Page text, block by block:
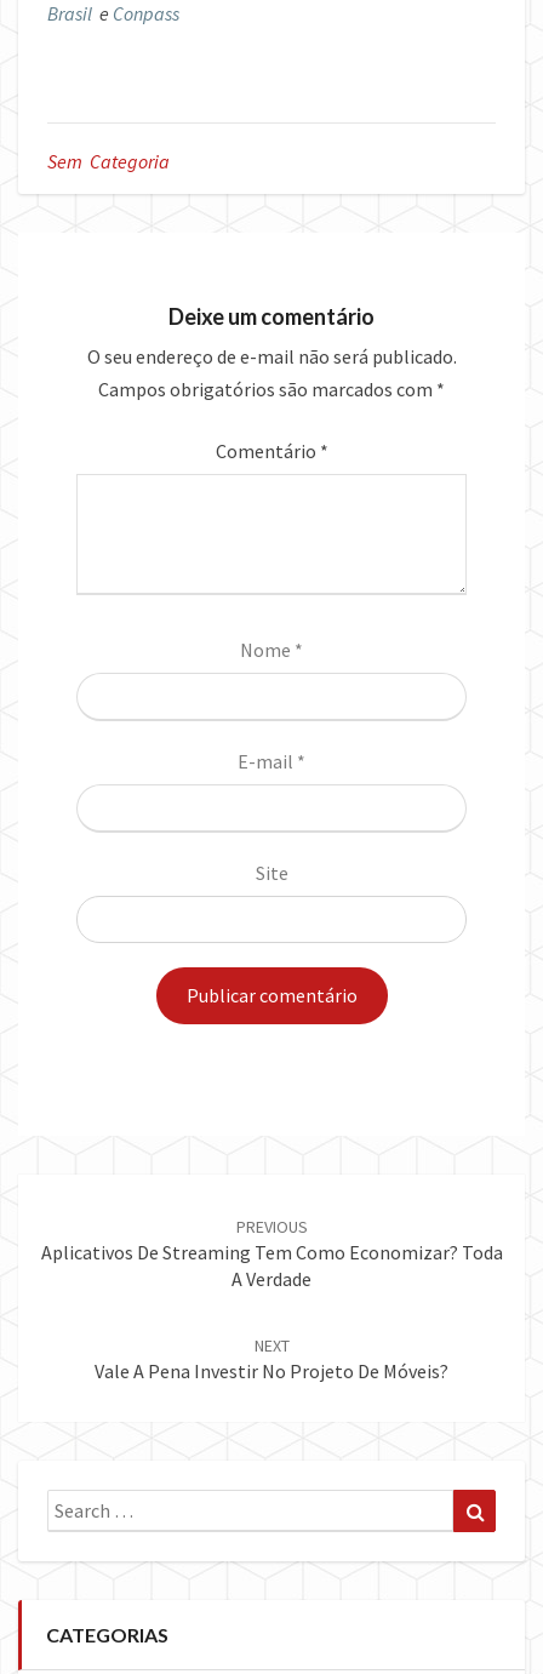
Brasil e Conpass
Sem Categoria
Deixe um comentário
O seu endereço de e-mail não será publicado.
Campos obrigatórios são marcados com *
Comentário *
Nome *
E-mail *
Site
PREVIOUS
Aplicativos De Streaming Tem Como Economizar? Toda
A Verdade
NEXT
Vale A Pena Investir No Projeto De Móveis?
Search
for:
CATEGORIAS